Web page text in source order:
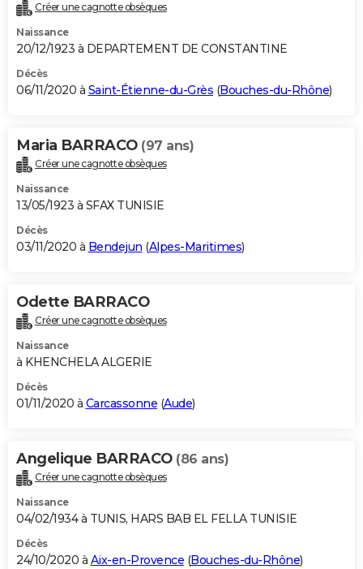
Créer une cagnotte obsèques
Naissance
20/12/1923 à DEPARTEMENT DE CONSTANTINE
Décès
06/11/2020 à Saint-Étienne-du-Grès (Bouches-du-Rhône)
Maria BARRACO (97 ans)
Créer une cagnotte obsèques
Naissance
13/05/1923 à SFAX TUNISIE
Décès
03/11/2020 à Bendejun (Alpes-Maritimes)
Odette BARRACO
Créer une cagnotte obsèques
Naissance
à KHENCHELA ALGERIE
Décès
01/11/2020 à Carcassonne (Aude)
Angelique BARRACO (86 ans)
Créer une cagnotte obsèques
Naissance
04/02/1934 à TUNIS, HARS BAB EL FELLA TUNISIE
Décès
24/10/2020 à Aix-en-Provence (Bouches-du-Rhône)